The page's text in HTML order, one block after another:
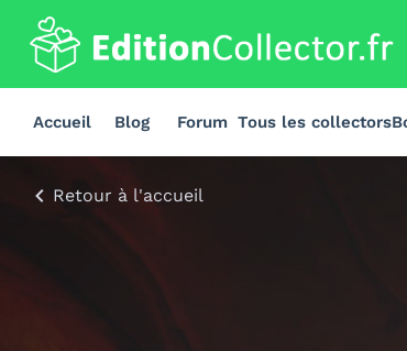
Accueil Blog Forum Tous les collectors
Retour à l'accueil